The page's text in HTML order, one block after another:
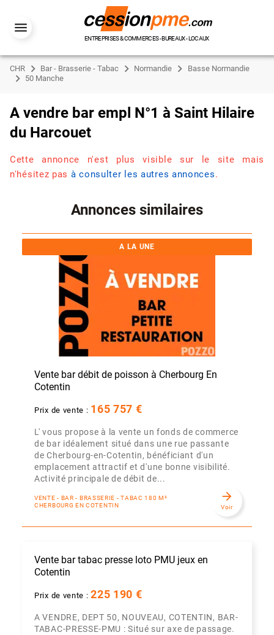
ENTREPRISES & COMMERCES - BUREAUX - LOCAUX
CHR Bar - Brasserie - Tabac Normandie
Basse Normandie
50 Manche
A vendre bar empl N°1 à Saint Hilaire
du Harcouet
Cette annonce n'est plus visible sur le site mais
n'hésitez pas à consulter les autres annonces.
Annonces similaires
A LA UNE
Vente bar débit de poisson à Cherbourg En
Cotentin
Prix de vente : 165 757 €
L' vous propose à la vente un fonds de commerce
de bar idéalement situé dans une rue passante
de Cherbourg-en-Cotentin, bénéficiant d'un
emplacement attractif et d'une bonne visibilité.
Activité principale de débit de...
VENTE - BAR - BRASSERIE - TABAC 180 M²
CHERBOURG EN COTENTIN
arrow_forward
Voir
Vente bar tabac presse loto PMU jeux en
Cotentin
Prix de vente :225 190 €
A VENDRE, DEPT 50, NOUVEAU, COTENTIN, BAR-
TABAC-PRESSE-PMU : Situé sur axe de passage.